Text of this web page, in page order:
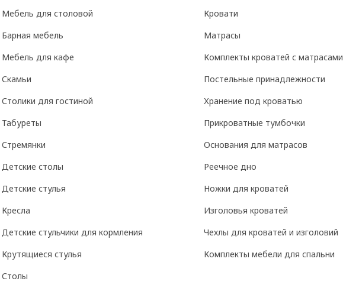
Мебель для столовой
Барная мебель
Мебель для кафе
Скамьи
Столики для гостиной
Табуреты
Стремянки
Детские столы
Детские стулья
Кресла
Детские стульчики для кормления
Крутящиеся стулья
Столы
Кровати
Матрасы
Комплекты кроватей с матрасами
Постельные принадлежности
Хранение под кроватью
Прикроватные тумбочки
Основания для матрасов
Реечное дно
Ножки для кроватей
Изголовья кроватей
Чехлы для кроватей и изголовий
Комплекты мебели для спальни